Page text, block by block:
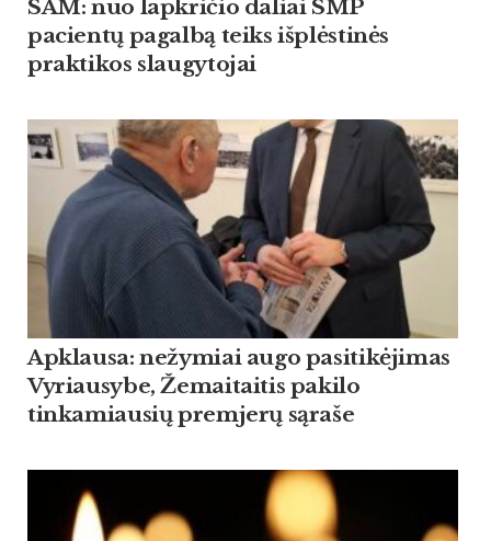
SAM: nuo lapkričio daliai SMP
pacientų pagalbą teiks išplėstinės
praktikos slaugytojai
Apklausa: nežymiai augo pasitikėjimas
Vyriausybe, Žemaitaitis pakilo
tinkamiausių premjerų sąraše